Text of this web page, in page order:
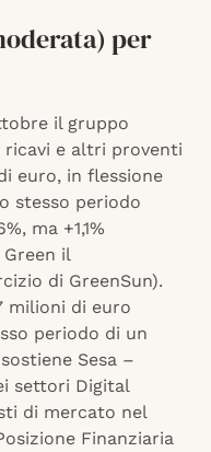
per
il gruppo
ricavi e altri proventi
euro, in flessione
stesso periodo
ma +1,1%
il
di GreenSun).
milioni di euro
periodo di un
Sesa –
settori Digital
di mercato nel
Finanziaria